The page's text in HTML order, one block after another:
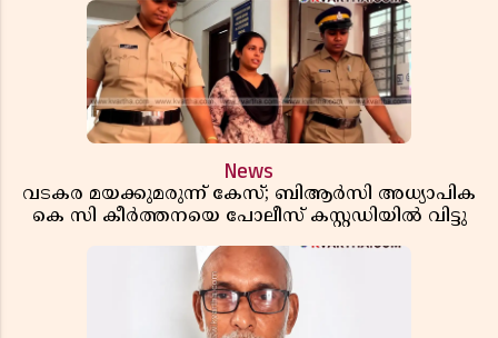
News
വടകര മയക്കുമരുന്ന് കേസ്; ബിആർസി അധ്യാപിക
കെ സി കീർത്തനയെ പോലീസ് കസ്റ്റഡിയിൽ വിട്ടു